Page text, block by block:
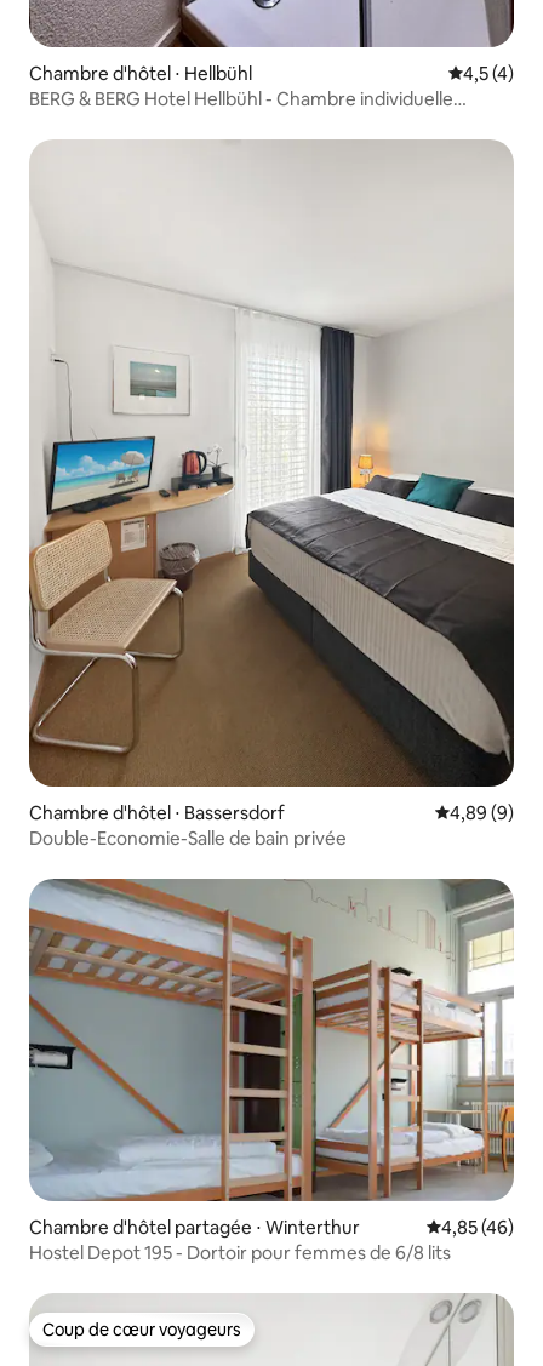
Chambre d'hôtel ⋅ Hellbühl Évaluation
4,5 (4)
BERG & BERG Hotel Hellbühl - Chambre individuelle
Chambre d'hôtel ⋅ Bassersdorf Évaluation
4,89 (9)
Double-Economie-Salle de bain privée
Chambre d'hôtel partagée ⋅ Winterthur Évaluation
4,85 (46)
Hostel Depot 195 - Dortoir pour femmes de 6/8 lits
Coup de cœur voyageurs
Coup de cœur voyageurs